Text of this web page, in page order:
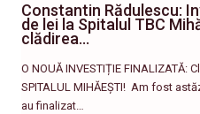
Constantin Rădulescu:
de lei la Spitalul TBC
clădirea…
O NOUĂ INVESTIȚIE
SPITALUL MIHĂEȘTI! ​ Am fost
au finalizat…